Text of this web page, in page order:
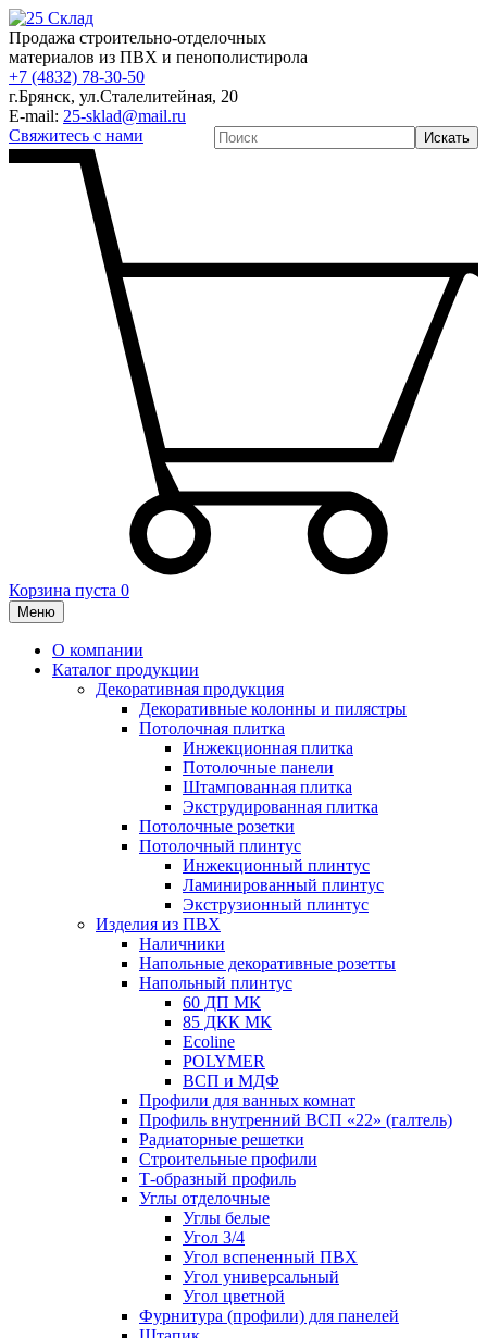
Продажа строительно-отделочных
материалов из ПВХ и пенополистирола
+7 (4832) 78-30-50
г.Брянск, ул.Сталелитейная, 20
E-mail: 25-sklad@mail.ru
Свяжитесь с нами
Искать
Корзина пуста 0
Меню
О компании
Каталог продукции
Декоративная продукция
Декоративные колонны и пилястры
Потолочная плитка
Инжекционная плитка
Потолочные панели
Штампованная плитка
Экструдированная плитка
Потолочные розетки
Потолочный плинтус
Инжекционный плинтус
Ламинированный плинтус
Экструзионный плинтус
Изделия из ПВХ
Наличники
Напольные декоративные розетты
Напольный плинтус
60 ДП МК
85 ДКК МК
Ecoline
POLYMER
ВСП и МДФ
Профили для ванных комнат
Профиль внутренний ВСП «22» (галтель)
Радиаторные решетки
Строительные профили
Т-образный профиль
Углы отделочные
Углы белые
Угол 3/4
Угол вспененный ПВХ
Угол универсальный
Угол цветной
Фурнитура (профили) для панелей